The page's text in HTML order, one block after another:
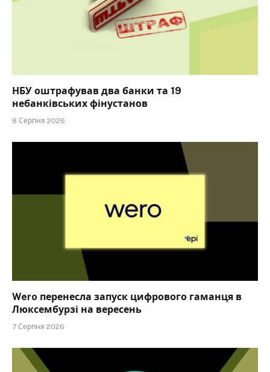
НБУ оштрафував два банки та 19
небанківських фінустанов
8 Серпня 2026
Wero перенесла запуск цифрового гаманця в
Люксембурзі на вересень
7 Серпня 2026